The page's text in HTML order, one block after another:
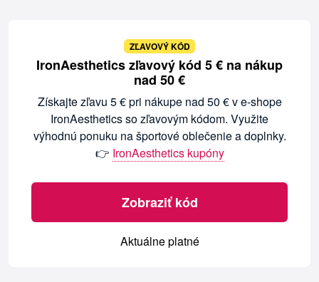
ZĽAVOVÝ KÓD
IronAesthetics zľavový kód 5 € na nákup
nad 50 €
Získajte zľavu 5 € pri nákupe nad 50 € v e-shope
IronAesthetics so zľavovým kódom. Využite
výhodnú ponuku na športové oblečenie a doplnky.
👉 IronAesthetics kupóny
Zobraziť kód
Aktuálne platné